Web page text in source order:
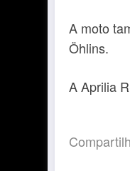
A moto
Öhlins.
A Aprilia